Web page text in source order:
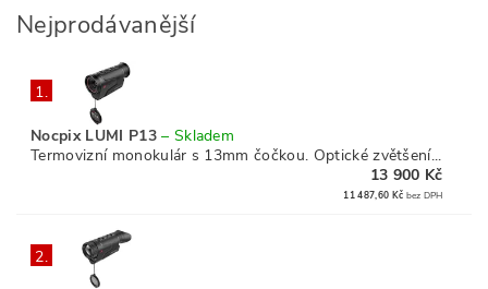
Nejprodávanější
1.
Nocpix LUMI P13– Skladem
Termovizní monokulár s 13mm čočkou. Optické zvětšení...
13 900 Kč
11 487,60 Kč bez DPH
2.